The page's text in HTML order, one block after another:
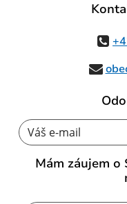
Mám záujem